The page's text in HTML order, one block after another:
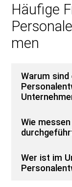
Häufige
men
Warum
Wie
Wer ist im